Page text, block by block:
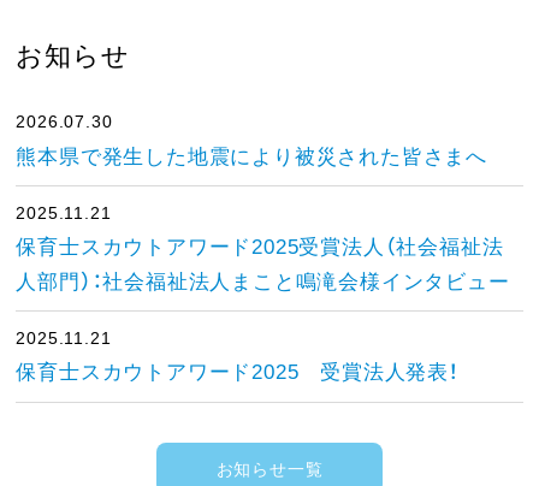
お知らせ
2026.07.30
熊本県で発生した地震により被災された皆さまへ
2025.11.21
保育士スカウトアワード2025受賞法人（社会福祉法
人部門）：社会福祉法人まこと鳴滝会様インタビュー
2025.11.21
保育士スカウトアワード2025 受賞法人発表！
お知らせ一覧